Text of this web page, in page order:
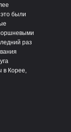
были
раз
в Корее,